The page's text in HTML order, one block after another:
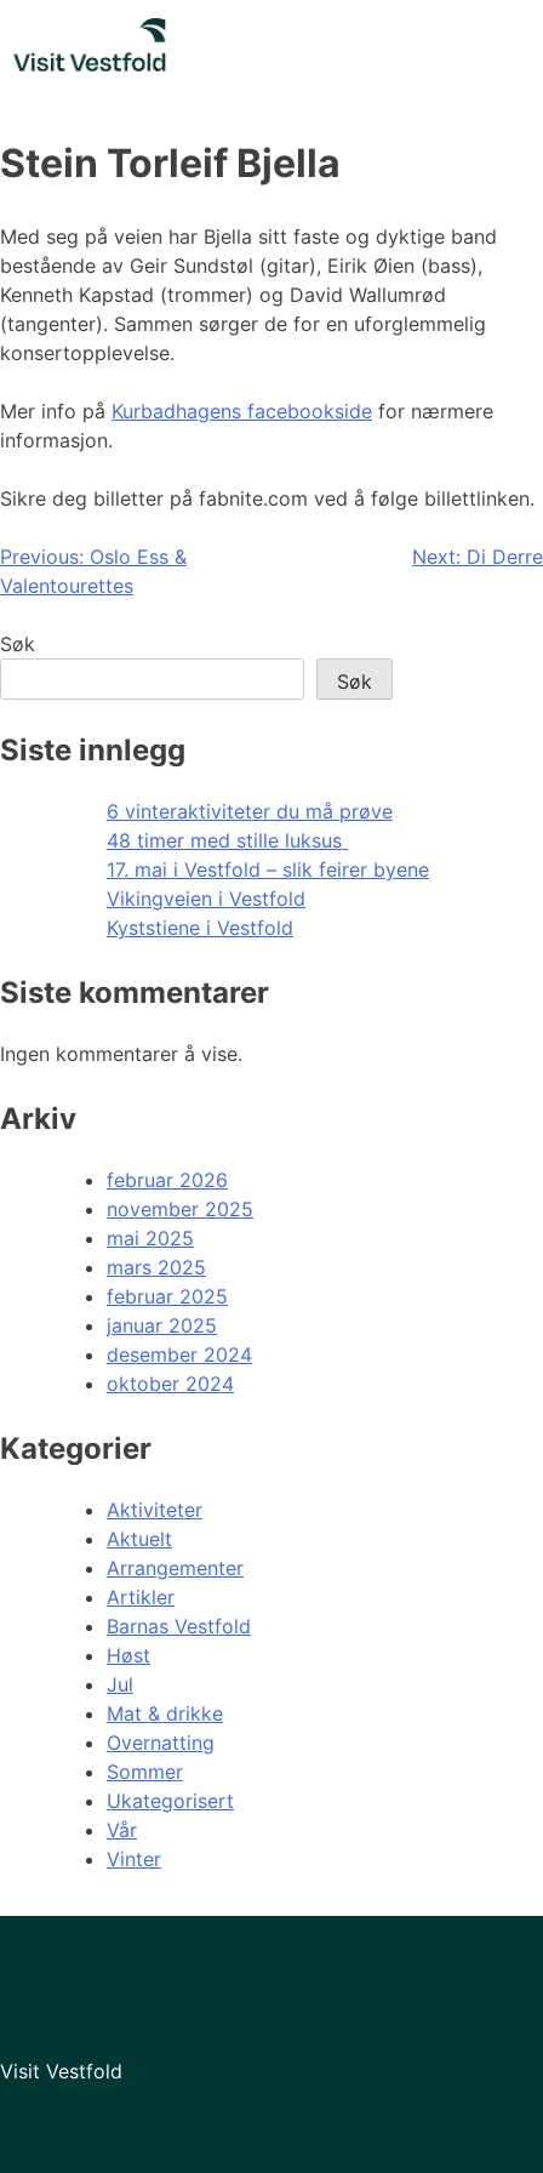
content
Stein Torleif Bjella
Med seg på veien har Bjella sitt faste og dyktige band
bestående av Geir Sundstøl (gitar), Eirik Øien (bass),
Kenneth Kapstad (trommer) og David Wallumrød
(tangenter). Sammen sørger de for en uforglemmelig
konsertopplevelse.
Mer info på Kurbadhagens facebookside for nærmere
informasjon.
Sikre deg billetter på fabnite.com ved å følge billettlinken.
Innleggsnavigasjon
Previous: Oslo Ess &
Valentourettes
Next: Di Derre
Søk
Søk
Siste innlegg
6 vinteraktiviteter du må prøve
48 timer med stille luksus
17. mai i Vestfold – slik feirer byene
Vikingveien i Vestfold
Kyststiene i Vestfold
Siste kommentarer
Ingen kommentarer å vise.
Arkiv
februar 2026
november 2025
mai 2025
mars 2025
februar 2025
januar 2025
desember 2024
oktober 2024
Kategorier
Aktiviteter
Aktuelt
Arrangementer
Artikler
Barnas Vestfold
Høst
Jul
Mat & drikke
Overnatting
Sommer
Ukategorisert
Vår
Vinter
Visit Vestfold